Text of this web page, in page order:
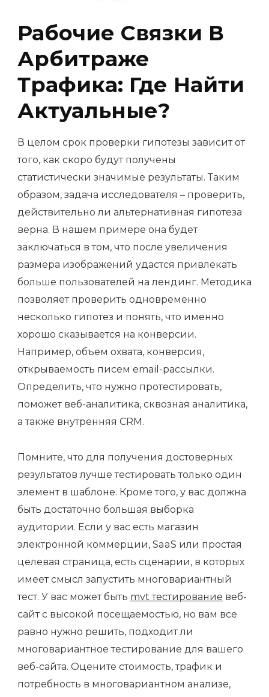
Рабочие Связки В
Арбитраже
Трафика: Где Найти
Актуальные?
В целом срок проверки гипотезы зависит от
того, как скоро будут получены
статистически значимые результаты. Таким
образом, задача исследователя – проверить,
действительно ли альтернативная гипотеза
верна. В нашем примере она будет
заключаться в том, что после увеличения
размера изображений удастся привлекать
больше пользователей на лендинг. Методика
позволяет проверить одновременно
несколько гипотез и понять, что именно
хорошо сказывается на конверсии.
Например, объем охвата, конверсия,
открываемость писем email-рассылки.
Определить, что нужно протестировать,
поможет веб-аналитика, сквозная аналитика,
а также внутренняя CRM.
Помните, что для получения достоверных
результатов лучше тестировать только один
элемент в шаблоне. Кроме того, у вас должна
быть достаточно большая выборка
аудитории. Если у вас есть магазин
электронной коммерции, SaaS или простая
целевая страница, есть сценарии, в которых
имеет смысл запустить многовариантный
тест. У вас может быть mvt тестирование веб-
сайт с высокой посещаемостью, но вам все
равно нужно решить, подходит ли
многовариантное тестирование для вашего
веб-сайта. Оцените стоимость, трафик и
потребность в многовариантном анализе,